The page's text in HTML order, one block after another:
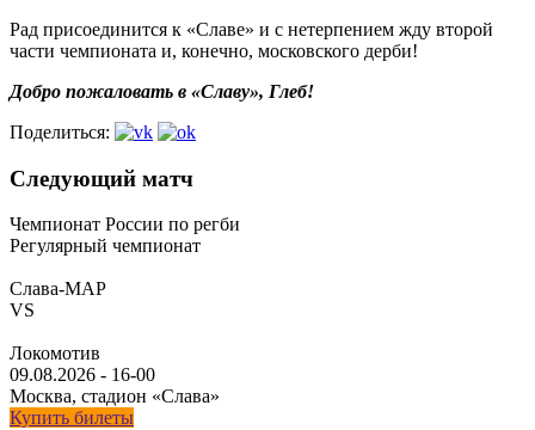
Рад присоединится к «Славе» и с нетерпением жду второй
части чемпионата и, конечно, московского дерби!
Добро пожаловать в «Славу», Глеб!
Поделиться:
Следующий матч
Чемпионат России по регби
Регулярный чемпионат
Слава-МАР
VS
Локомотив
09.08.2026 - 16-00
Москва, стадион «Слава»
Купить билеты